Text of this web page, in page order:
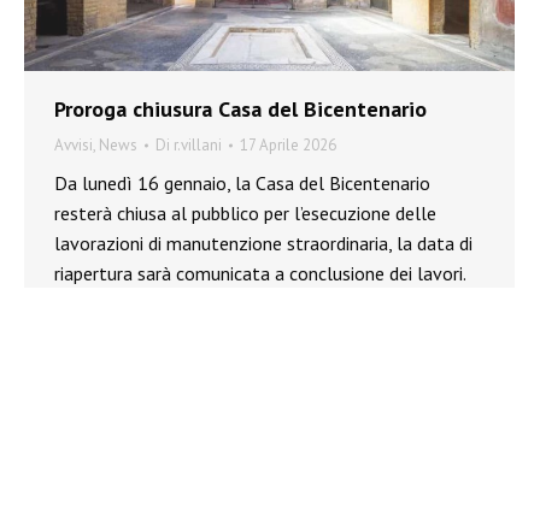
Proroga chiusura Casa del Bicentenario
Avvisi, News Di r.villani 17 Aprile 2026
Da lunedì 16 gennaio, la Casa del Bicentenario
resterà chiusa al pubblico per l’esecuzione delle
lavorazioni di manutenzione straordinaria, la data di
riapertura sarà comunicata a conclusione dei lavori.